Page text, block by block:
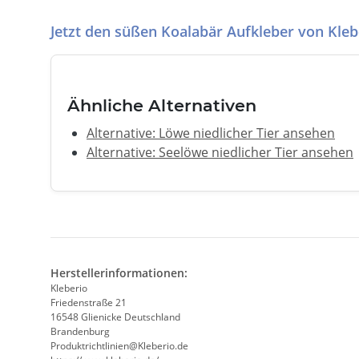
Jetzt den süßen Koalabär Aufkleber von
Ähnliche Alternativen
Alternative: Löwe niedlicher Tier ansehen
Alternative: Seelöwe niedlicher Tier ansehen
Herstellerinformationen:
Kleberio
Friedenstraße 21
16548 Glienicke Deutschland
Brandenburg
Produktrichtlinien@Kleberio.de